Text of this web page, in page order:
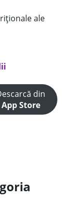
ale
din
App Store